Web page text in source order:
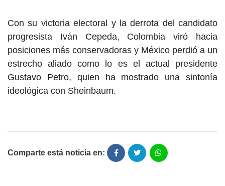
Con su victoria electoral y la derrota del candidato
progresista Iván Cepeda, Colombia viró hacia
posiciones más conservadoras y México perdió a un
estrecho aliado como lo es el actual presidente
Gustavo Petro, quien ha mostrado una sintonía
ideológica con Sheinbaum.
Comparte está noticia en: